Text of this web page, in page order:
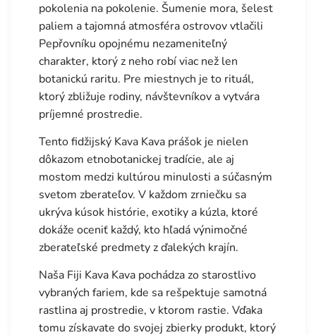
pokolenia na pokolenie. Šumenie mora, šelest
paliem a tajomná atmosféra ostrovov vtlačili
Pepřovníku opojnému nezameniteľný
charakter, ktorý z neho robí viac než len
botanickú raritu. Pre miestnych je to rituál,
ktorý zbližuje rodiny, návštevníkov a vytvára
príjemné prostredie.
Tento fidžijský Kava Kava prášok je nielen
dôkazom etnobotanickej tradície, ale aj
mostom medzi kultúrou minulosti a súčasným
svetom zberateľov. V každom zrniečku sa
ukrýva kúsok histórie, exotiky a kúzla, ktoré
dokáže oceniť každý, kto hľadá výnimočné
zberateľské predmety z ďalekých krajín.
Naša Fiji Kava Kava pochádza zo starostlivo
vybraných fariem, kde sa rešpektuje samotná
rastlina aj prostredie, v ktorom rastie. Vďaka
tomu získavate do svojej zbierky produkt, ktorý